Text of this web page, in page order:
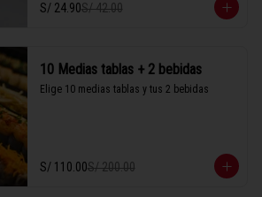
S/ 24.90S/ 42.00
10 Medias tablas + 2 bebidas
Elige 10 medias tablas y tus 2 bebidas
S/ 110.00S/ 200.00